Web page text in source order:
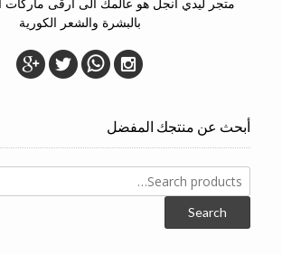
بالبشرة والشعر الكورية
أبحث عن منتجك المفضل
Search
for:
Search